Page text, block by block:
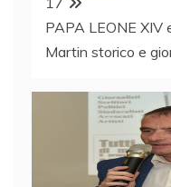
PAPA LEONE XIV
Martin storico e